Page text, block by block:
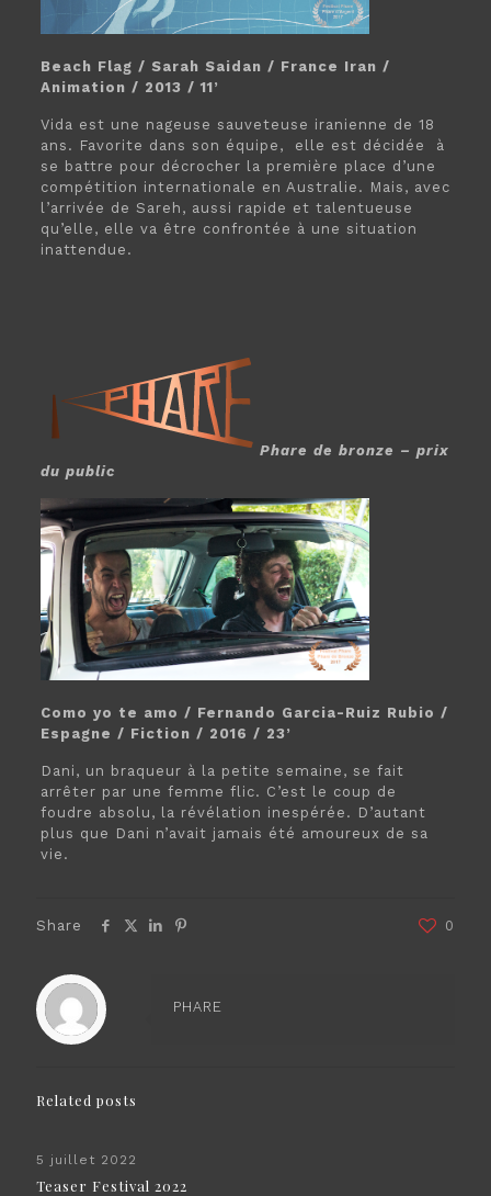
Beach Flag / Sarah Saidan / France Iran /
Animation / 2013 / 11’
Vida est une nageuse sauveteuse iranienne de 18
ans. Favorite dans son équipe, elle est décidée à
se battre pour décrocher la première place d’une
compétition internationale en Australie. Mais, avec
l’arrivée de Sareh, aussi rapide et talentueuse
qu’elle, elle va être confrontée à une situation
inattendue.
Phare de bronze – prix
du public
Como yo te amo / Fernando Garcia-Ruiz Rubio /
Espagne / Fiction / 2016 / 23’
Dani, un braqueur à la petite semaine, se fait
arrêter par une femme flic. C’est le coup de
foudre absolu, la révélation inespérée. D’autant
plus que Dani n’avait jamais été amoureux de sa
vie.
Share 0
PHARE
Related posts
5 juillet 2022
Teaser Festival 2022